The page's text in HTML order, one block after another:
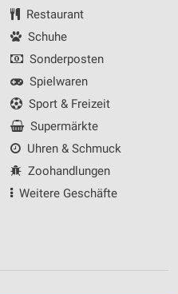
Restaurant
Schuhe
Sonderposten
Spielwaren
Sport & Freizeit
Supermärkte
Uhren & Schmuck
Zoohandlungen
Weitere Geschäfte